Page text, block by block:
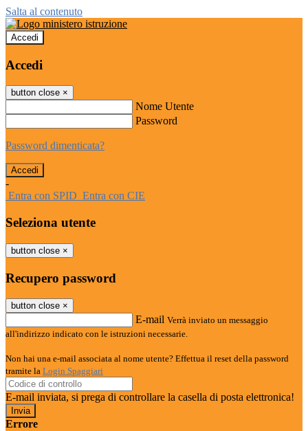
Salta al contenuto
Accedi
Accedi
button close ×
Nome Utente
Password
Password dimenticata?
-
Entra con SPID Entra con CIE
Seleziona utente
button close ×
Recupero password
button close ×
E-mail Verrà inviato un messaggio
all'indirizzo indicato con le istruzioni necessarie.
Non hai una e-mail associata al nome utente? Effettua il reset della password
tramite la Login Spaggiari
E-mail inviata, si prega di controllare la casella di posta elettronica!
Errore